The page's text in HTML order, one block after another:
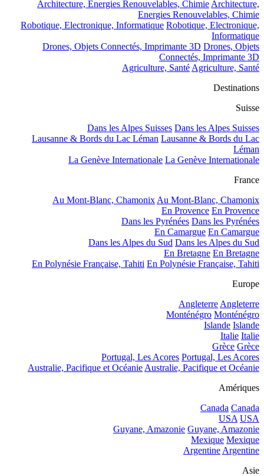
Architecture, Energies Renouvelables, Chimie Architecture,
Energies Renouvelables, Chimie
Robotique, Electronique, Informatique Robotique, Electronique,
Informatique
Drones, Objets Connectés, Imprimante 3D Drones, Objets
Connectés, Imprimante 3D
Agriculture, Santé Agriculture, Santé
Destinations
Suisse
Dans les Alpes Suisses Dans les Alpes Suisses
Lausanne & Bords du Lac Léman Lausanne & Bords du Lac
Léman
La Genève Internationale La Genève Internationale
France
Au Mont-Blanc, Chamonix Au Mont-Blanc, Chamonix
En Provence En Provence
Dans les Pyrénées Dans les Pyrénées
En Camargue En Camargue
Dans les Alpes du Sud Dans les Alpes du Sud
En Bretagne En Bretagne
En Polynésie Française, Tahiti En Polynésie Française, Tahiti
Europe
Angleterre Angleterre
Monténégro Monténégro
Islande Islande
Italie Italie
Grèce Grèce
Portugal, Les Acores Portugal, Les Acores
Australie, Pacifique et Océanie Australie, Pacifique et Océanie
Amériques
Canada Canada
USA USA
Guyane, Amazonie Guyane, Amazonie
Mexique Mexique
Argentine Argentine
Asie